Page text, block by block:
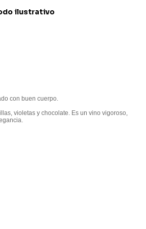
ilustrativo
con buen cuerpo.
violetas y chocolate. Es un vino vigoroso,